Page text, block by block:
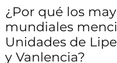
¿Por qué los
mundiales
Unidades de
y Vanlencia?